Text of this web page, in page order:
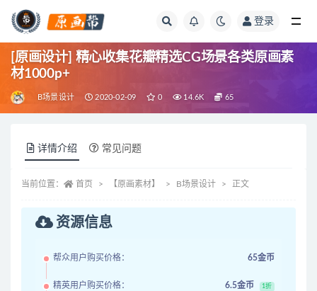
登录
[原画设计] 精心收集花瓣精选CG场景各类原画素
材1000p+
B场景设计 2020-02-09 0 14.6K 65
详情介绍 常见问题
当前位置： 首页 【原画素材】 B场景设计 正文
资源信息
帮众用户购买价格： 65金币
精英用户购买价格： 6.5金币 1折